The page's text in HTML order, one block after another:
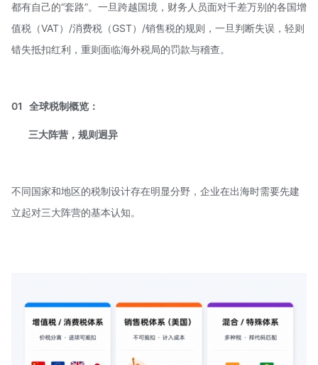
都有自己的“套路”。一旦跨越国境，财务人员面对千差万别的各国增
值税（VAT）/消费税（GST）/销售税的规则，一旦判断失误，轻则
错失抵扣红利，重则面临海外税局的罚款与稽查。
01 全球税制概览：
三大阵营，规则迥异
不同国家和地区的税制设计存在明显分野，企业在出海时需要先建
立起对三大阵营的基本认知。